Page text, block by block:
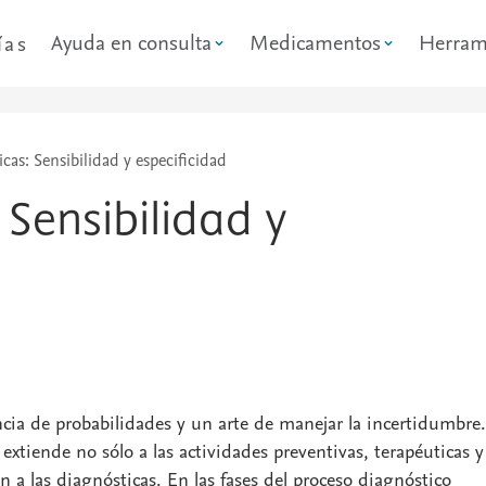
Ayuda en consulta Medicamentos
Sensibilidad y especificidad
y
de probabilidades y un arte de manejar la incertidumbre.
no sólo a las actividades preventivas, terapéuticas y
a las diagnósticas. En las fases del proceso diagnóstico